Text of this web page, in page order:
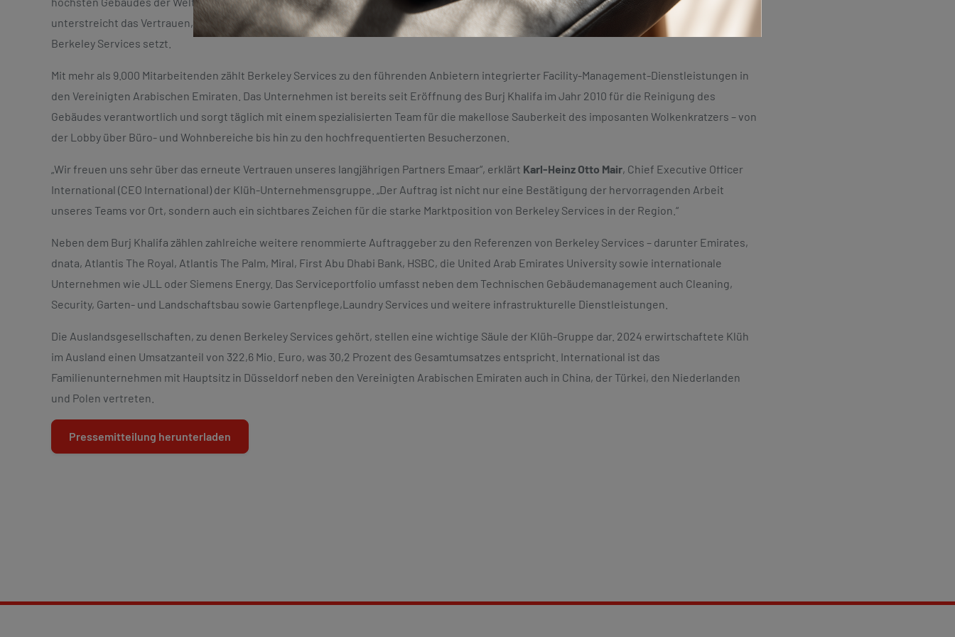
unterstreicht das Vertrauen, das der Immobilienentwickler Emaar seit vielen Jahren in die Servicequalität und Leistungsfähigkeit von
Berkeley Services setzt.
Mit mehr als 9.000 Mitarbeitenden zählt Berkeley Services zu den führenden Anbietern integrierter Facility-Management-Dienstleistungen in
den Vereinigten Arabischen Emiraten. Das Unternehmen ist bereits seit Eröffnung des Burj Khalifa im Jahr 2010 für die Reinigung des
Gebäudes verantwortlich und sorgt täglich mit einem spezialisierten Team für die makellose Sauberkeit des imposanten Wolkenkratzers – von
der Lobby über Büro- und Wohnbereiche bis hin zu den hochfrequentierten Besucherzonen.
„Wir freuen uns sehr über das erneute Vertrauen unseres langjährigen Partners Emaar“, erklärt Karl-Heinz Otto Mair, Chief Executive Officer
International (CEO International) der Klüh-Unternehmensgruppe. „Der Auftrag ist nicht nur eine Bestätigung der hervorragenden Arbeit
unseres Teams vor Ort, sondern auch ein sichtbares Zeichen für die starke Marktposition von Berkeley Services in der Region.“
Neben dem Burj Khalifa zählen zahlreiche weitere renommierte Auftraggeber zu den Referenzen von Berkeley Services – darunter Emirates,
dnata, Atlantis The Royal, Atlantis The Palm, Miral, First Abu Dhabi Bank, HSBC, die United Arab Emirates University sowie internationale
Unternehmen wie JLL oder Siemens Energy. Das Serviceportfolio umfasst neben dem Technischen Gebäudemanagement auch Cleaning,
Security, Garten- und Landschaftsbau sowie Gartenpflege,Laundry Services und weitere infrastrukturelle Dienstleistungen.
Die Auslandsgesellschaften, zu denen Berkeley Services gehört, stellen eine wichtige Säule der Klüh-Gruppe dar. 2024 erwirtschaftete Klüh
im Ausland einen Umsatzanteil von 322,6 Mio. Euro, was 30,2 Prozent des Gesamtumsatzes entspricht. International ist das
Familienunternehmen mit Hauptsitz in Düsseldorf neben den Vereinigten Arabischen Emiraten auch in China, der Türkei, den Niederlanden
und Polen vertreten.
Pressemitteilung herunterladen